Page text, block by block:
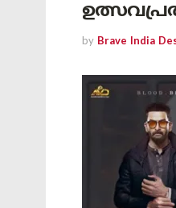
by Brave India